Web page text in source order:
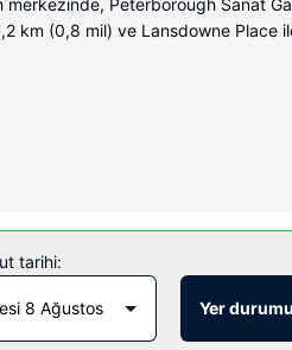
Peterborough Sanat
km (0,8 mil) ve Lansdowne Place
saç kurutma makinesi vardır.
misafirlerimize içecek
tarihi:
8 Ağustos Yer